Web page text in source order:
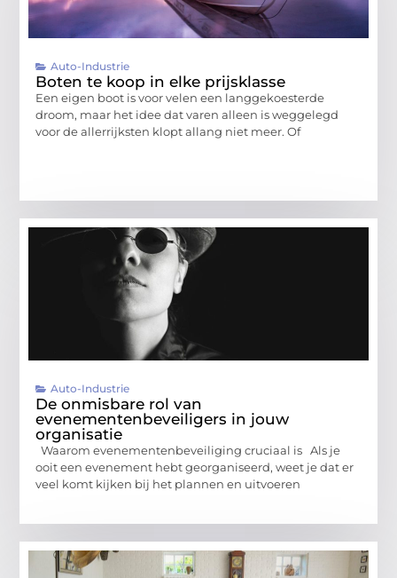
Auto-Industrie
Boten te koop in elke prijsklasse
Een eigen boot is voor velen een langgekoesterde
droom, maar het idee dat varen alleen is weggelegd
voor de allerrijksten klopt allang niet meer. Of
Auto-Industrie
De onmisbare rol van
evenementenbeveiligers in jouw
organisatie
Waarom evenementenbeveiliging cruciaal is Als je
ooit een evenement hebt georganiseerd, weet je dat er
veel komt kijken bij het plannen en uitvoeren